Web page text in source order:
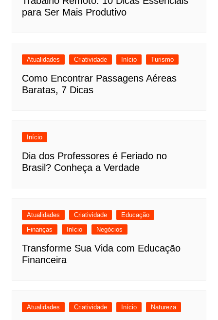
para Ser Mais Produtivo
Atualidades Criatividade Início Turismo
Como Encontrar Passagens Aéreas
Baratas, 7 Dicas
Início
Dia dos Professores é Feriado no
Brasil? Conheça a Verdade
Atualidades Criatividade
Educação
Finanças
Início Negócios
Transforme Sua Vida com Educação
Financeira
Atualidades Criatividade Início Natureza